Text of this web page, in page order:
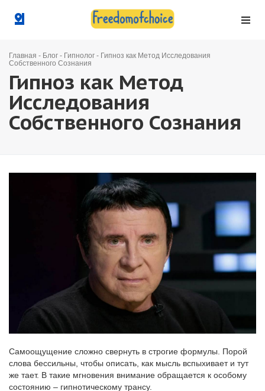
Главная - Блог - Гипнолог - Гипноз как Метод Исследования
Собственного Сознания
Гипноз как Метод
Исследования
Собственного Сознания
Самоощущение сложно свернуть в строгие формулы. Порой
слова бессильны, чтобы описать, как мысль вспыхивает и тут
же тает. В такие мгновения внимание обращается к особому
состоянию – гипнотическому трансу.